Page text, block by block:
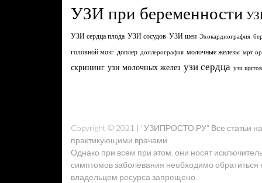
УЗИ при беременности
УЗИ сердца плода УЗИ сосудов УЗИ шеи Эхокардиография
головной мозг доплер доплерография молочные железы мрт
скрининг узи молочных желез узи сердца узи
Copyright © 2021 | "УЗИПРОСТО.РУ" Все статьи
практикующими врачами.
Однако при всем при этом, они носят
симптомов заболевания необходимо обратиться
владельцем ресурса запрещено.